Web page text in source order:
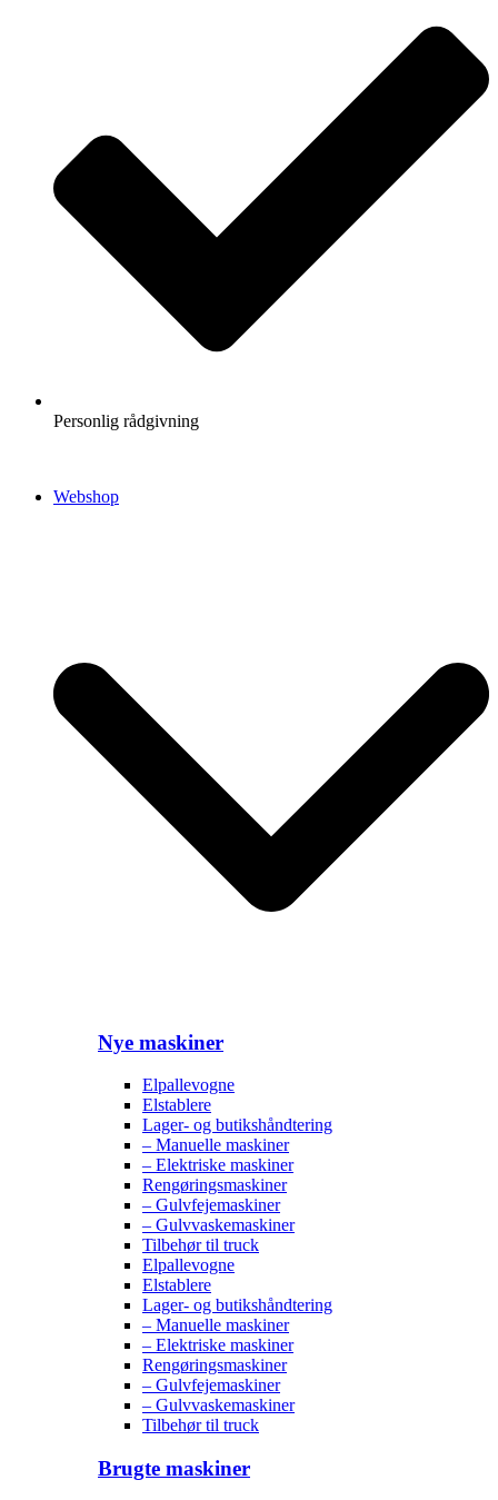
Personlig rådgivning
Webshop
Nye maskiner
Elpallevogne
Elstablere
Lager- og butikshåndtering
– Manuelle maskiner
– Elektriske maskiner
Rengøringsmaskiner
– Gulvfejemaskiner
– Gulvvaskemaskiner
Tilbehør til truck
Elpallevogne
Elstablere
Lager- og butikshåndtering
– Manuelle maskiner
– Elektriske maskiner
Rengøringsmaskiner
– Gulvfejemaskiner
– Gulvvaskemaskiner
Tilbehør til truck
Brugte maskiner